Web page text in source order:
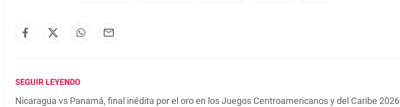
SEGUIR LEYENDO
Nicaragua vs Panamá, final inédita por el oro en los Juegos Centroamericanos y del Caribe 2026